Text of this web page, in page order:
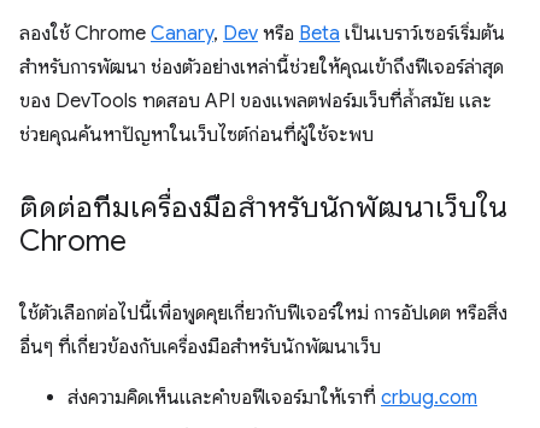
ลองใช้ Chrome Canary, Dev หรือ Beta เป็นเบราว์เซอร์เริ่มต้น
สำหรับการพัฒนา ช่องตัวอย่างเหล่านี้ช่วยให้คุณเข้าถึงฟีเจอร์ล่าสุด
ของ DevTools ทดสอบ API ของแพลตฟอร์มเว็บที่ล้ำสมัย และ
ช่วยคุณค้นหาปัญหาในเว็บไซต์ก่อนที่ผู้ใช้จะพบ
ติดต่อทีมเครื่องมือสำหรับนักพัฒนาเว็บใน
Chrome
ใช้ตัวเลือกต่อไปนี้เพื่อพูดคุยเกี่ยวกับฟีเจอร์ใหม่ การอัปเดต หรือสิ่ง
อื่นๆ ที่เกี่ยวข้องกับเครื่องมือสำหรับนักพัฒนาเว็บ
ส่งความคิดเห็นและคำขอฟีเจอร์มาให้เราที่ crbug.com